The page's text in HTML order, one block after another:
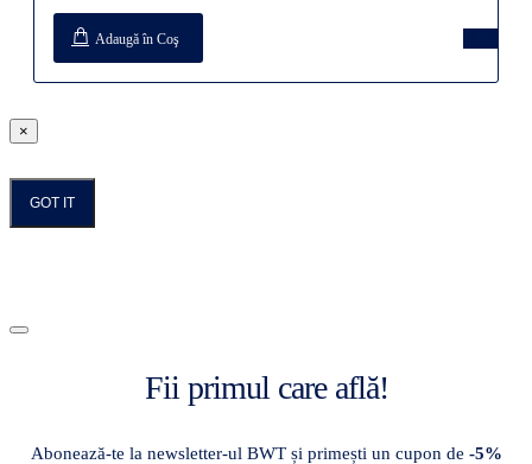
Adaugă în Coş
×
GOT IT
Fii primul care află!
Abonează-te la newsletter-ul BWT și primești un cupon de -5%